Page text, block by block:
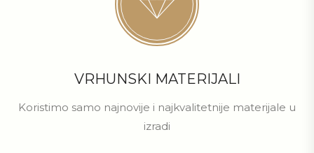
VRHUNSKI MATERIJALI
Koristimo samo najnovije i najkvalitetnije materijale u
izradi